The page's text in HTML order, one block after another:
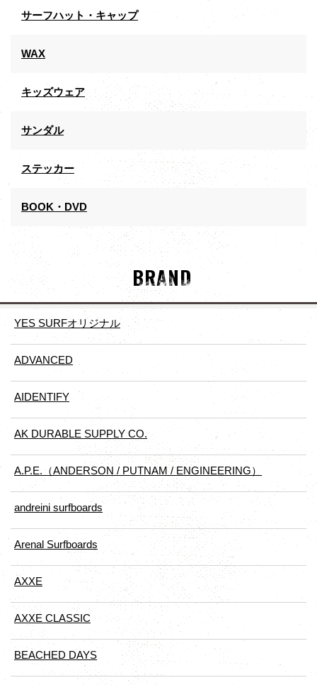
サーフハット・キャップ
WAX
キッズウェア
サンダル
ステッカー
BOOK・DVD
BRAND
YES SURFオリジナル
ADVANCED
AIDENTIFY
AK DURABLE SUPPLY CO.
A.P.E.（ANDERSON / PUTNAM / ENGINEERING）
andreini surfboards
Arenal Surfboards
AXXE
AXXE CLASSIC
BEACHED DAYS